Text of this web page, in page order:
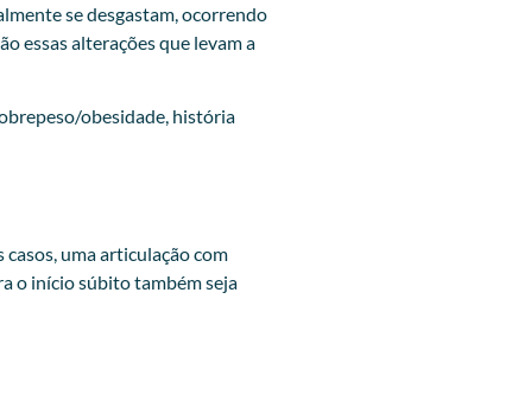
se desgastam, ocorrendo
essas alterações que levam a
obesidade, história
uma articulação com
o início súbito também seja